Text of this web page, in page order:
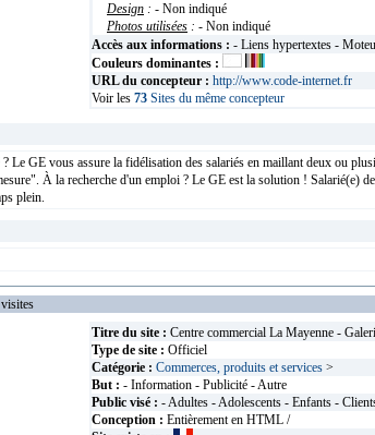
Design : - Non indiqué
Photos utilisées : - Non indiqué
Accès aux informations : - Liens hypertextes -
Couleurs dominantes :
URL du concepteur : http://www.code-internet.fr
Voir les 73 Sites du même concepteur
Le GE vous assure la fidélisation des salariés en maillant deux ou
À la recherche d'un emploi ? Le GE est la solution ! Salarié(e)
plein.
Titre du site : Centre commercial La Mayenne -
Type de site : Officiel
Catégorie : Commerces, produits et services >
But : - Information - Publicité - Autre
Public visé : - Adultes - Adolescents - Enfants -
Conception : Entièrement en HTML /